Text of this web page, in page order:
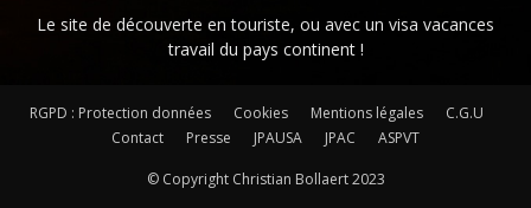
Le site de découverte en touriste, ou avec un visa vacances
travail du pays continent !
RGPD : Protection données Cookies Mentions légales
C.G.U
Contact
Presse JPAUSA JPAC ASPVT
© Copyright Christian Bollaert 2023